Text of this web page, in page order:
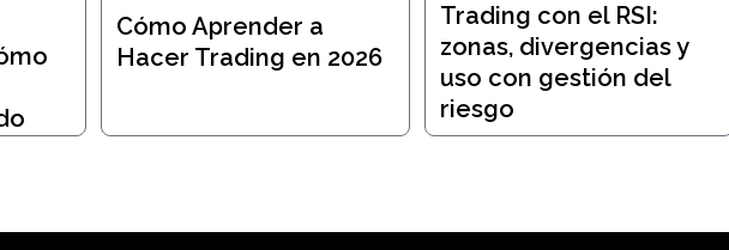
Cómo Aprender a
Hacer Trading en 2026
Trading con el RSI:
zonas, divergencias y
uso con gestión del
riesgo